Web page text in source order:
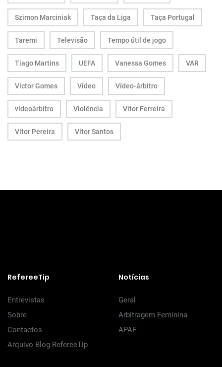
Szimon Marciniak Taça da Liga Taça Portugal
Taremi Televisão Tempo útil de jogo
Tiago Martins UEFA Vanessa Gomes VAR
Victor Gomes Vídeo Vídeo-árbitro
videoárbitro Violência Vitor Ferreira
Vítor Pereira Vítor Santos
RefereeTip
Entrevistas
Sobre
Contactos
Arquivo Blog RefereeTip
Notícias
Geral
Arbitragem Feminina
APAF